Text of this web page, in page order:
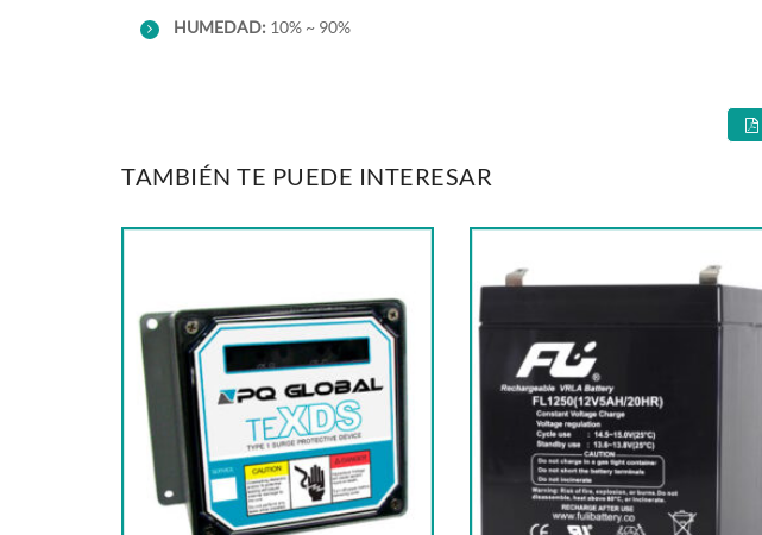
HUMEDAD: 10% ~ 90%
TAMBIÉN TE PUEDE INTERESAR